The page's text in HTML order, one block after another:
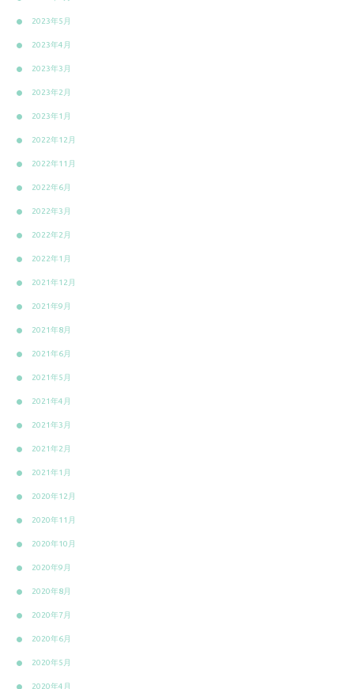
2023年5月
2023年4月
2023年3月
2023年2月
2023年1月
2022年12月
2022年11月
2022年6月
2022年3月
2022年2月
2022年1月
2021年12月
2021年9月
2021年8月
2021年6月
2021年5月
2021年4月
2021年3月
2021年2月
2021年1月
2020年12月
2020年11月
2020年10月
2020年9月
2020年8月
2020年7月
2020年6月
2020年5月
2020年4月